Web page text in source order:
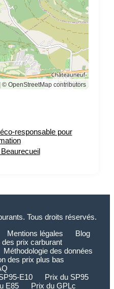
© OpenStreetMap contributors
responsable pour
Tous droits réservés.
Mentions légales
Blog
des prix carburant
Méthodologie des données
des prix plus bas
E10
Prix du SP95
E85 Prix du GPLc